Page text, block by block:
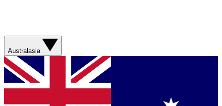
Australasia